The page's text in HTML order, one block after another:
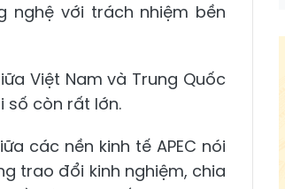
nghệ với trách nhiệm bền
Việt Nam và Trung Quốc
số còn rất lớn.
các nền kinh tế APEC nói
trao đổi kinh nghiệm, chia